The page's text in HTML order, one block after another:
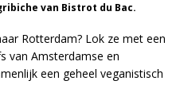
van Bistrot du Bac.
Rotterdam? Lok ze met een
van Amsterdamse en
een geheel veganistisch